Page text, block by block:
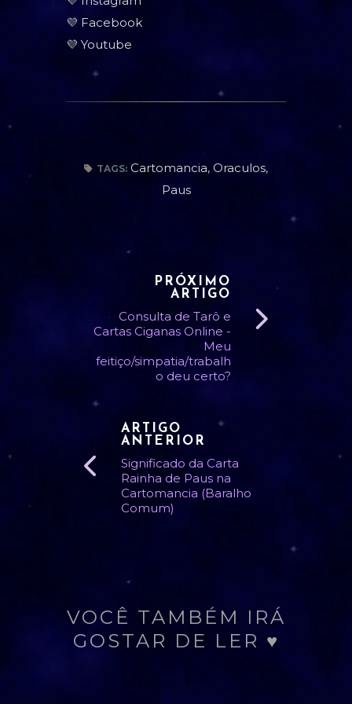
💜 Facebook
💜Youtube
TAGS: Cartomancia, Oraculos,
Paus
PRÓXIMO
ARTIGO
Consulta de Tarô e
Cartas Ciganas Online -
Meu
feitiço/simpatia/trabalh
o deu certo?
ARTIGO
ANTERIOR
Significado da Carta
Rainha de Paus na
Cartomancia (Baralho
Comum)
VOCÊ TAMBÉM IRÁ
GOSTAR DE LER ♥